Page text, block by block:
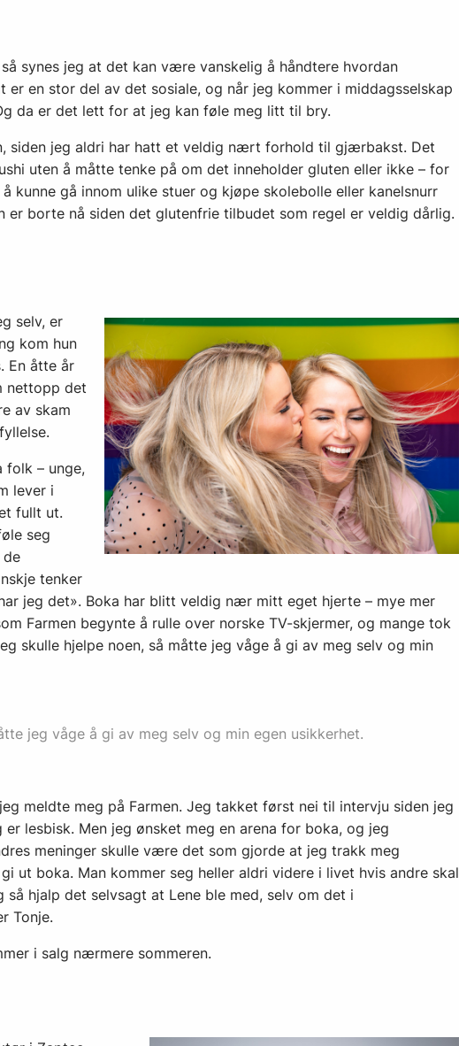
synes jeg at det kan være vanskelig å håndtere hvordan
er en stor del av det sosiale, og når jeg kommer i middagsselskap
da er det lett for at jeg kan føle meg litt til bry.
siden jeg aldri har hatt et veldig nært forhold til gjærbakst. Det
uten å måtte tenke på om det inneholder gluten eller ikke – for
kunne gå innom ulike stuer og kjøpe skolebolle eller kanelsnurr
er borte nå siden det glutenfrie tilbudet som regel er veldig dårlig.
selv, er
kom hun
En åtte år
nettopp det
av skam
folk – unge,
lever i
fullt ut.
seg
de
tenker
jeg det». Boka har blitt veldig nær mitt eget hjerte – mye mer
Farmen begynte å rulle over norske TV-skjermer, og mange tok
skulle hjelpe noen, så måtte jeg våge å gi av meg selv og min
jeg våge å gi av meg selv og min egen usikkerhet.
meldte meg på Farmen. Jeg takket først nei til intervju siden jeg
lesbisk. Men jeg ønsket meg en arena for boka, og jeg
meninger skulle være det som gjorde at jeg trakk meg
ut boka. Man kommer seg heller aldri videre i livet hvis andre skal
hjalp det selvsagt at Lene ble med, selv om det i
Tonje.
i salg nærmere sommeren.